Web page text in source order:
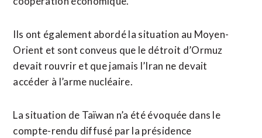
Ils ont également abordé la situation au Moyen-
Orient et sont conveus que le détroit d’Ormuz
devait rouvrir et que jamais l’Iran ne devait
accéder à l’arme nucléaire.
La situation de Taïwan n’a été évoquée dans le
compte-rendu diffusé par la présidence